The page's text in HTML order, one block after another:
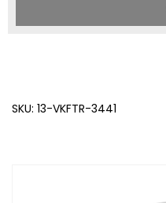
SKU: 13-VKFTR-3441